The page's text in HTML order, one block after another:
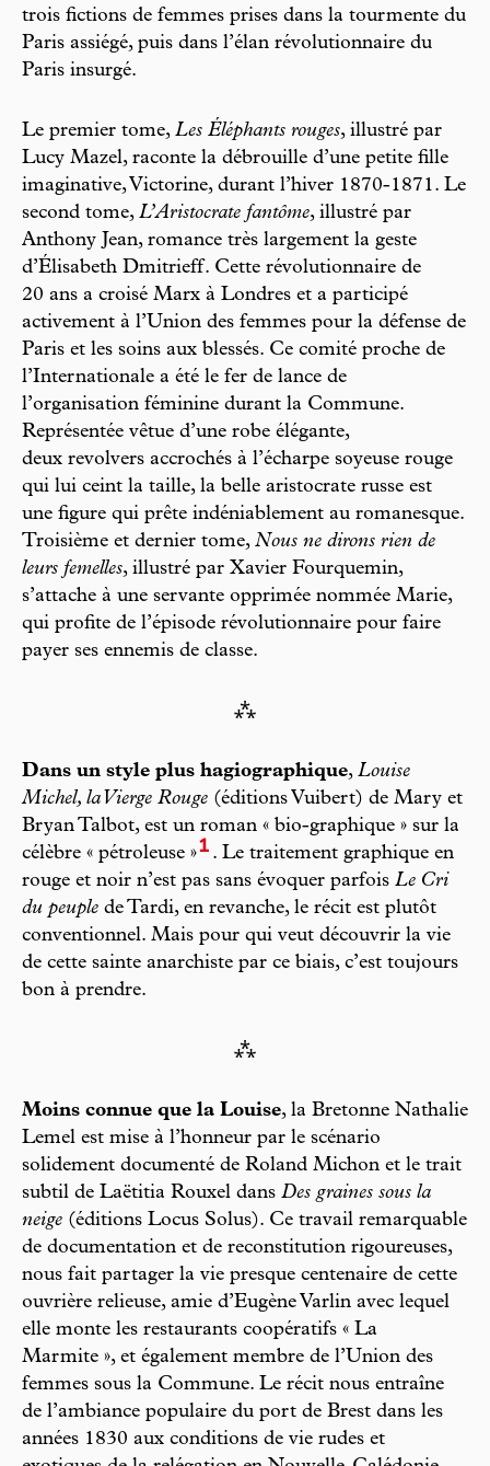
trois fictions de femmes prises dans la tourmente du
Paris assiégé, puis dans l’élan révolutionnaire du
Paris insurgé.
Le premier tome, Les Éléphants rouges, illustré par
Lucy Mazel, raconte la débrouille d’une petite fille
imaginative, Victorine, durant l’hiver 1870-1871. Le
second tome, L’Aristocrate fantôme, illustré par
Anthony Jean, romance très largement la geste
d’Élisabeth Dmitrieff. Cette révolutionnaire de
20 ans a croisé Marx à Londres et a participé
activement à l’Union des femmes pour la défense de
Paris et les soins aux blessés. Ce comité proche de
l’Internationale a été le fer de lance de
l’organisation féminine durant la Commune.
Représentée vêtue d’une robe élégante,
deux revolvers accrochés à l’écharpe soyeuse rouge
qui lui ceint la taille, la belle aristocrate russe est
une figure qui prête indéniablement au romanesque.
Troisième et dernier tome, Nous ne dirons rien de
leurs femelles, illustré par Xavier Fourquemin,
s’attache à une servante opprimée nommée Marie,
qui profite de l’épisode révolutionnaire pour faire
payer ses ennemis de classe.
⁂
Dans un style plus hagiographique, Louise
Michel, la Vierge Rouge (éditions Vuibert) de Mary et
Bryan Talbot, est un roman « bio-graphique » sur la
célèbre « pétroleuse »1 . Le traitement graphique en
rouge et noir n’est pas sans évoquer parfois Le Cri
du peuple de Tardi, en revanche, le récit est plutôt
conventionnel. Mais pour qui veut découvrir la vie
de cette sainte anarchiste par ce biais, c’est toujours
bon à prendre.
⁂
Moins connue que la Louise, la Bretonne Nathalie
Lemel est mise à l’honneur par le scénario
solidement documenté de Roland Michon et le trait
subtil de Laëtitia Rouxel dans Des graines sous la
neige (éditions Locus Solus). Ce travail remarquable
de documentation et de reconstitution rigoureuses,
nous fait partager la vie presque centenaire de cette
ouvrière relieuse, amie d’Eugène Varlin avec lequel
elle monte les restaurants coopératifs « La
Marmite », et également membre de l’Union des
femmes sous la Commune. Le récit nous entraîne
de l’ambiance populaire du port de Brest dans les
années 1830 aux conditions de vie rudes et